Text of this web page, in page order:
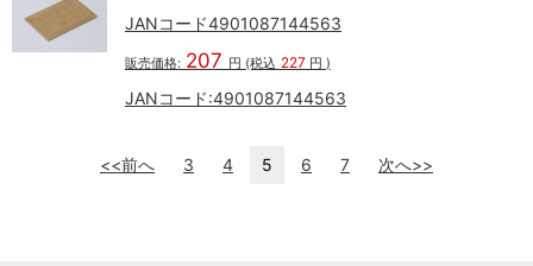
JANコード4901087144563
販売価格: 207 円 (税込 227 円 )
JANコード:4901087144563
<<前へ 3 4 5 6 7 次へ>>